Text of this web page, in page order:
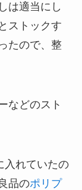
は適当にし
ストックす
たので、整
などのスト
入れていたの
品のポリプ